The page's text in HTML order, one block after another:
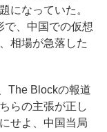
になっていた。
で、中国での仮想
相場が急落した
The Blockの報道
らの主張が正し
せよ、中国当局